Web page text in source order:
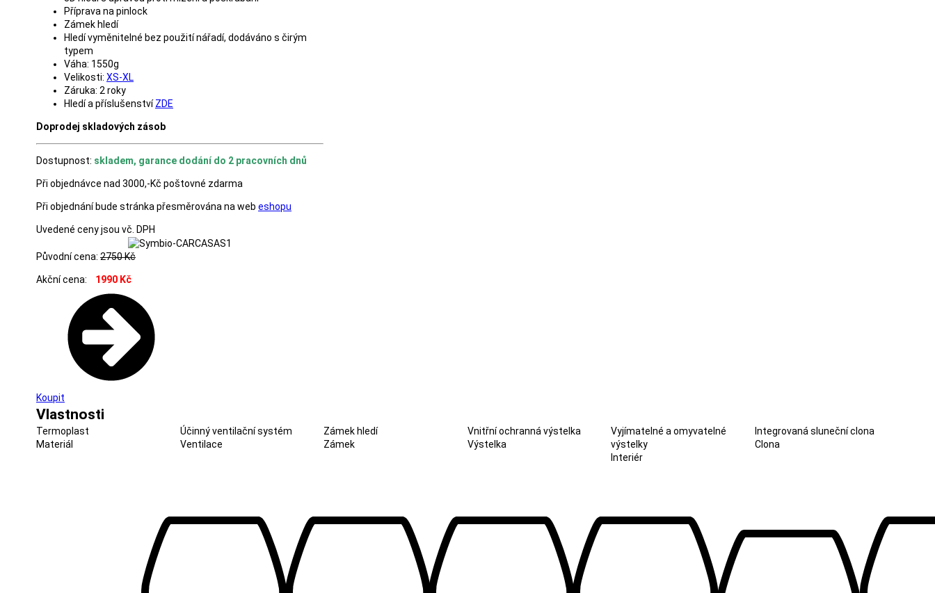
Příprava na pinlock
Zámek hledí
Hledí vyměnitelné bez použití nářadí, dodáváno s čirým
typem
Váha: 1550g
Velikosti: XS-XL
Záruka: 2 roky
Hledí a příslušenstvíZDE
Doprodej skladových zásob
Dostupnost: skladem, garance dodání do 2 pracovních dnů
Při objednávce nad 3000,-Kč poštovné zdarma
Při objednání bude stránka přesměrována na web eshopu
Uvedené ceny jsou vč. DPH
Původní cena: 2750 Kč
Akční cena: 1990 Kč
Koupit
Vlastnosti
Termoplast
Materiál
Účinný ventilační systém
Ventilace
Zámek hledí
Zámek
Vnitřní ochranná výstelka
Výstelka
Vyjímatelné a omyvatelné
výstelky
Interiér
Integrovaná sluneční clona
Clona